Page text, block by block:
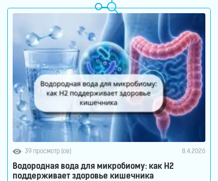
39 просмотр (ов) 8.4.2026
Водородная вода для микробиому: как H2
поддерживает здоровье кишечника